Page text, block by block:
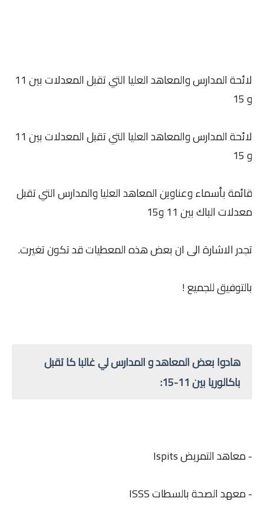
لائحة المدارس والمعاهد العليا التي تقبل المعدلات بين 11
و 15
لائحة المدارس والمعاهد العليا التي تقبل المعدلات بين 11
و 15
قائمة بأسماء وعناوين المعاهد العليا والمدارس التي تقبل
معدلات الباك بين 11 و15
تجدر الاشارة الى ان بعض هذه المعطيات قد تكون تغيرت.
بالتوفيق للجميع !
هادوا بعض المعاهد و المدارس لي غالبا كا تقبل
باكالوريا بين 11-15:
- معاهد التمريض Ispits
- معهد الصحة بالسطات ISSS